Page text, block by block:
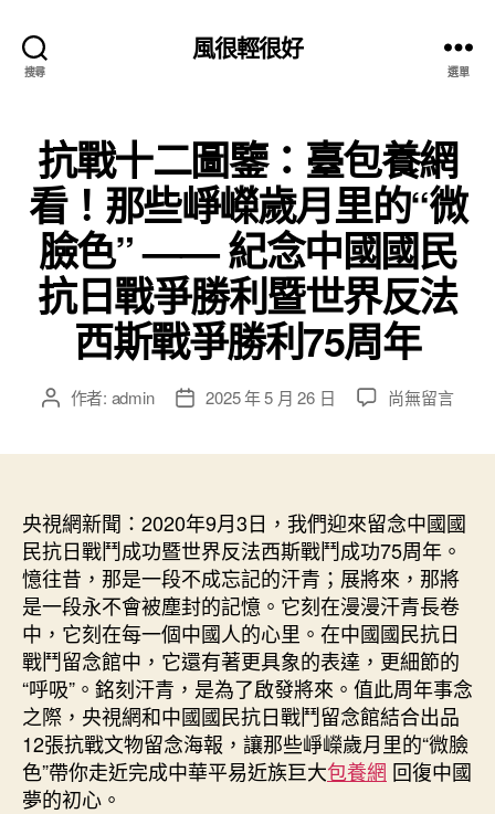
搜尋
風很輕很好
選單
抗戰十二圖鑒：臺包養網
看！那些崢嶸歲月里的“微
臉色” —— 紀念中國國民
抗日戰爭勝利暨世界反法
西斯戰爭勝利75周年
文 作者: admin
文
期
2025 年 5 月 26 日
在
圖
鑒：
臺
包
養
網
看！
那
些
崢
嶸
歲
尚無留言
央視網新聞：2020年9月3日，我們迎來留念中國國
民抗日戰鬥成功暨世界反法西斯戰鬥成功75周年。
憶往昔，那是一段不成忘記的汗青；展將來，那將
是一段永不會被塵封的記憶。它刻在漫漫汗青長卷
中，它刻在每一個中國人的心里。在中國國民抗日
戰鬥留念館中，它還有著更具象的表達，更細節的
“呼吸”。銘刻汗青，是為了啟發將來。值此周年事念
之際，央視網和中國國民抗日戰鬥留念館結合出品
12張抗戰文物留念海報，讓那些崢嶸歲月里的“微臉
色”帶你走近完成中華平易近族巨大包養網 回復中國
夢的初心。